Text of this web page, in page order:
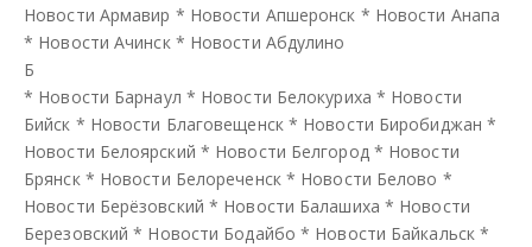
Новости Армавир * Новости Апшеронск * Новости Анапа
* Новости Ачинск* Новости Абдулино
Б
* Новости Барнаул * Новости Белокуриха * Новости
Бийск * Новости Благовещенск* Новости Биробиджан *
Новости Белоярский * Новости Белгород* Новости
Брянск* Новости Белореченск* Новости Белово *
Новости Берёзовский * Новости Балашиха * Новости
Березовский * Новости Бодайбо * Новости Байкальск*